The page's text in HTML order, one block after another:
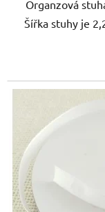
Organzová
Šířka stuhy je